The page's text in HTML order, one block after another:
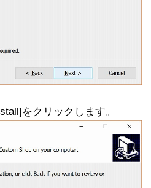
をクリックします。